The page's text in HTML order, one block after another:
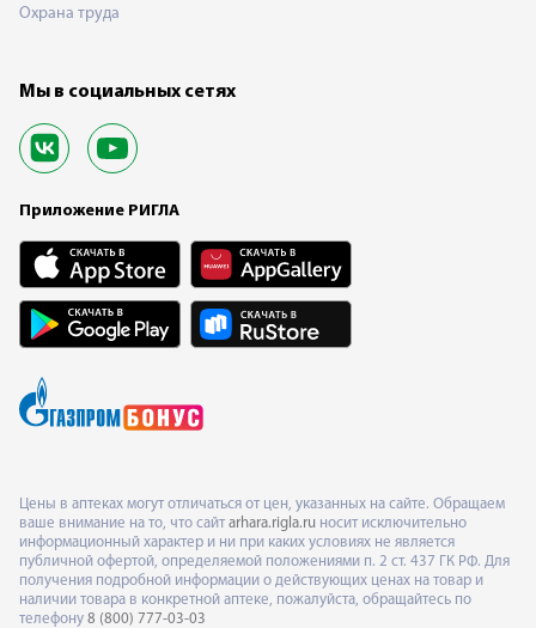
Охрана труда
Мы в социальных сетях
Приложение РИГЛА
Цены в аптеках могут отличаться от цен, указанных на сайте. Обращаем
ваше внимание на то, что сайт arhara.rigla.ru носит исключительно
информационный характер и ни при каких условиях не является
публичной офертой, определяемой положениями п. 2 ст. 437 ГК РФ. Для
получения подробной информации о действующих ценах на товар и
наличии товара в конкретной аптеке, пожалуйста, обращайтесь по
телефону 8 (800) 777-03-03